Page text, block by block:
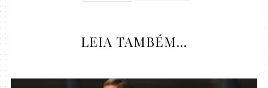
LEIA TAMBÉM...